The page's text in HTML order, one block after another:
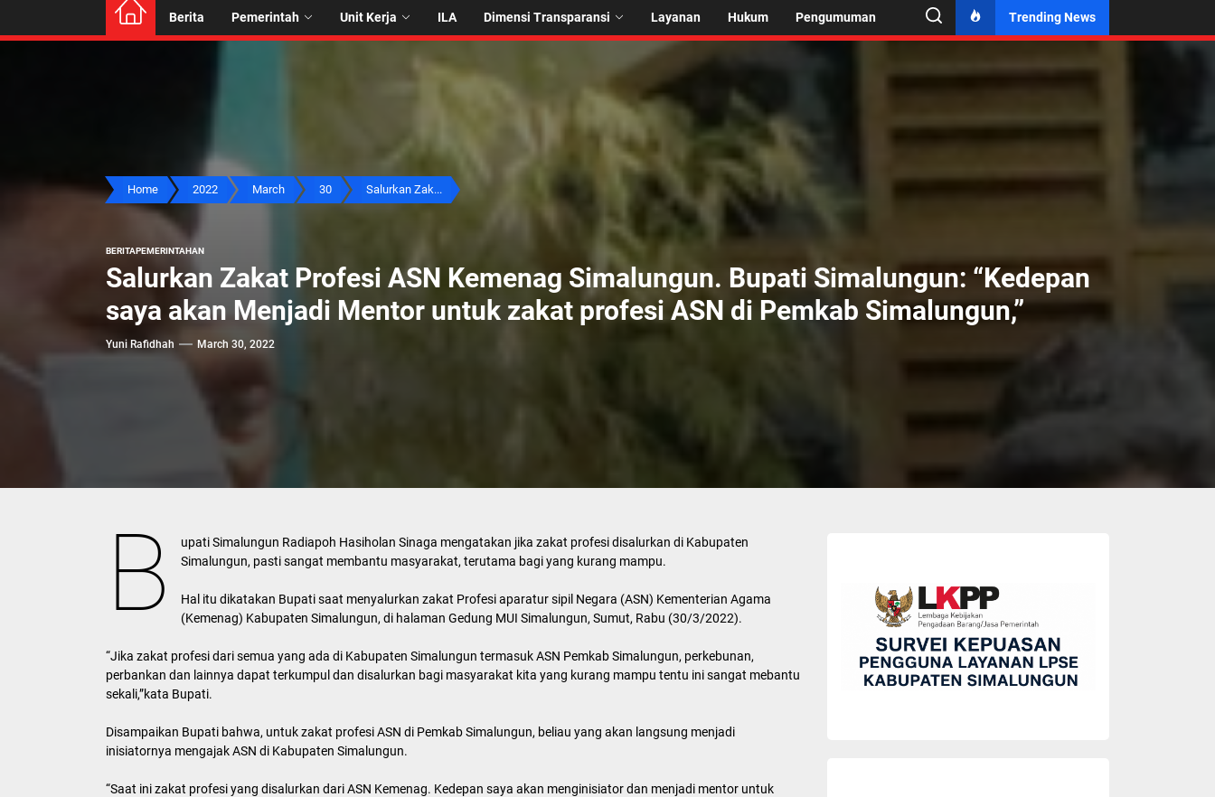
Berita Pemerintah Unit Kerja ILA Dimensi Transparansi Layanan Hukum Pengumuman Trending News
Home 2022 March 30 Salurkan Zak...
BERITAPEMERINTAHAN
Salurkan Zakat Profesi ASN Kemenag Simalungun. Bupati Simalungun: “Kedepan
saya akan Menjadi Mentor untuk zakat profesi ASN di Pemkab Simalungun,”
Yuni Rafidhah March 30, 2022
B
upati Simalungun Radiapoh Hasiholan Sinaga mengatakan jika zakat profesi disalurkan di Kabupaten
Simalungun, pasti sangat membantu masyarakat, terutama bagi yang kurang mampu.
Hal itu dikatakan Bupati saat menyalurkan zakat Profesi aparatur sipil Negara (ASN) Kementerian Agama
(Kemenag) Kabupaten Simalungun, di halaman Gedung MUI Simalungun, Sumut, Rabu (30/3/2022).
“Jika zakat profesi dari semua yang ada di Kabupaten Simalungun termasuk ASN Pemkab Simalungun, perkebunan,
perbankan dan lainnya dapat terkumpul dan disalurkan bagi masyarakat kita yang kurang mampu tentu ini sangat mebantu
sekali,”kata Bupati.
Disampaikan Bupati bahwa, untuk zakat profesi ASN di Pemkab Simalungun, beliau yang akan langsung menjadi
inisiatornya mengajak ASN di Kabupaten Simalungun.
“Saat ini zakat profesi yang disalurkan dari ASN Kemenag. Kedepan saya akan menginisiator dan menjadi mentor untuk